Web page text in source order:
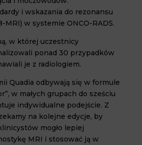
i wskazania do rezonansu
MRI) w systemie ONCO-RADS.
w której uczestnicy
ponad 30 przypadków
je z radiologiem.
Quadia odbywają się w formule
w małych grupach do sześciu
indywidualne podejście. Z
na kolejne edycje, by
mogło lepiej
MRI i stosować ją w